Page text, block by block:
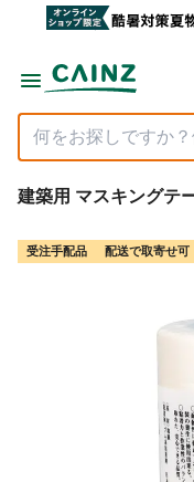
建築用 マスキングテ
受注手配品 配送で取寄せ可